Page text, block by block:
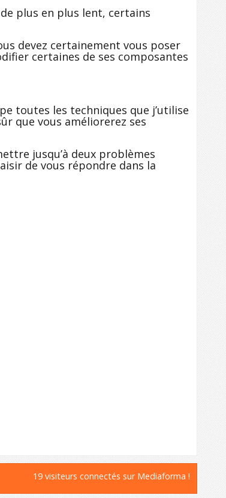
plus en plus lent, certains
devez certainement vous poser
certaines de ses composantes
toutes les techniques que j’utilise
que vous améliorerez ses
jusqu’à deux problèmes
de vous répondre dans la
19 visiteurs connectés sur Mediaforma !